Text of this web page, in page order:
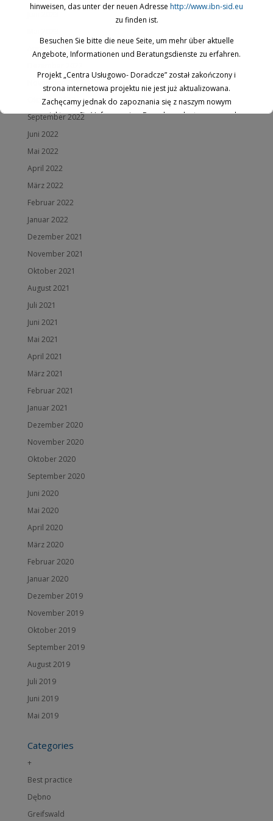
April 2023
November 2022
Oktober 2022
September 2022
Juni 2022
Mai 2022
April 2022
März 2022
Februar 2022
Januar 2022
Dezember 2021
November 2021
Oktober 2021
August 2021
Juli 2021
Juni 2021
Mai 2021
April 2021
März 2021
Februar 2021
Januar 2021
Dezember 2020
November 2020
Oktober 2020
September 2020
Juni 2020
Mai 2020
April 2020
März 2020
Februar 2020
Januar 2020
Dezember 2019
November 2019
Oktober 2019
September 2019
August 2019
Juli 2019
Juni 2019
Mai 2019
Categories
+
Best practice
Dębno
Greifswald
hinweisen, das unter der neuen Adresse http://www.ibn-sid.eu
zu finden ist.
Besuchen Sie bitte die neue Seite, um mehr über aktuelle
Angebote, Informationen und Beratungsdienste zu erfahren.
Projekt „Centra Usługowo- Doradcze” został zakończony i
strona internetowa projektu nie jest już aktualizowana.
Zachęcamy jednak do zapoznania się z naszym nowym
projektem: „Sieć Informacyjno-Doradcza, dostępnym pod
Odwiedź naszą stronę, aby poznać aktualne oferty, informacje